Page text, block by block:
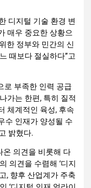
디지털 기술 환경 변
매우 중요한 상황으
한 정부와 민간의 신
때보다 절실하다”고
로 부족한 인력 공급
가는 한편, 특히 질적
체계적인 육성, 후속
수 인재가 양성될 수
밝혔다.
온 의견을 비롯해 다
의견을 수렴해 ‘디지
, 향후 산업계가 주축